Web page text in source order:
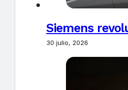
Siemens
30 julio, 2026